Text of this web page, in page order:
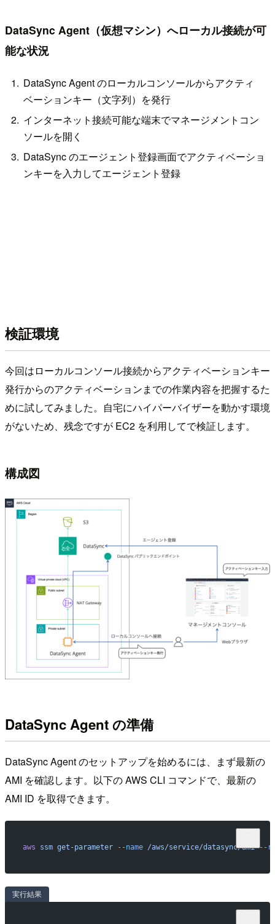
DataSync Agent（仮想マシン）へローカル接続が可
能な状況
DataSync Agent のローカルコンソールからアクティ
ベーションキー（文字列）を発行
インターネット接続可能な端末でマネージメントコン
ソールを開く
DataSync のエージェント登録画面でアクティベーショ
ンキーを入力してエージェント登録
検証環境
今回はローカルコンソール接続からアクティベーションキー
発行からのアクティベーションまでの作業内容を把握するた
めに試してみました。自宅にハイパーバイザーを動かす環境
がないため、残念ですが EC2 を利用してで検証します。
構成図
DataSync Agent の準備
DataSync Agent のセットアップを始めるには、まず最新の
AMI を確認します。以下の AWS CLI コマンドで、最新の
AMI ID を取得できます。
aws ssm get-parameter --name /aws/service/datasync/ami --
実行結果